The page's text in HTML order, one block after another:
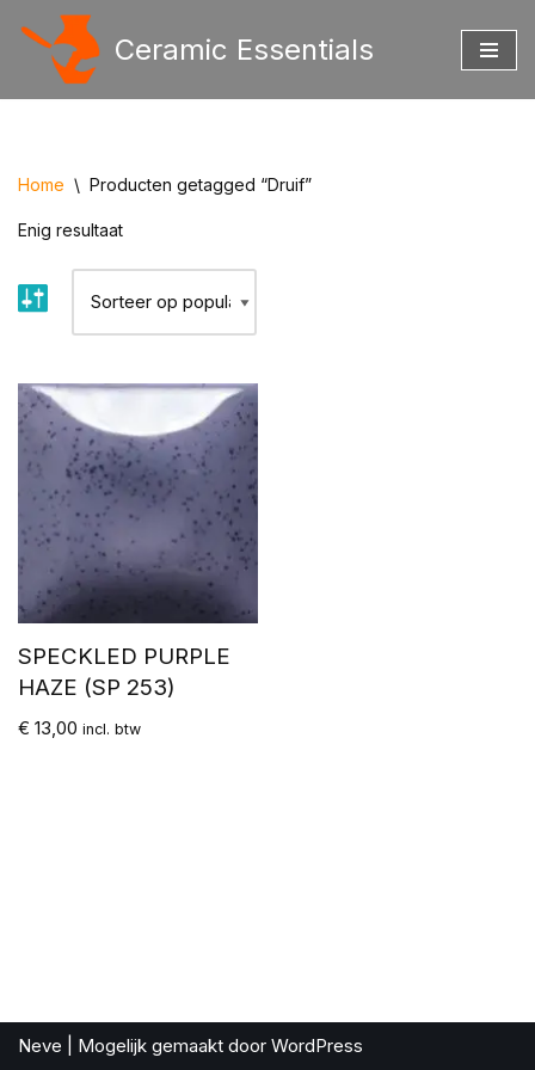
Ceramic Essentials
Home \ Producten getagged “Druif”
Enig resultaat
SPECKLED PURPLE
HAZE (SP 253)
€ 13,00 incl. btw
Neve | Mogelijk gemaakt door WordPress